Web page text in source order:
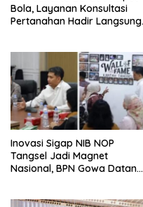
Bola, Layanan Konsultasi
Pertanahan Hadir Langsung
Inovasi Sigap NIB NOP
Tangsel Jadi Magnet
Nasional, BPN Gowa Datang